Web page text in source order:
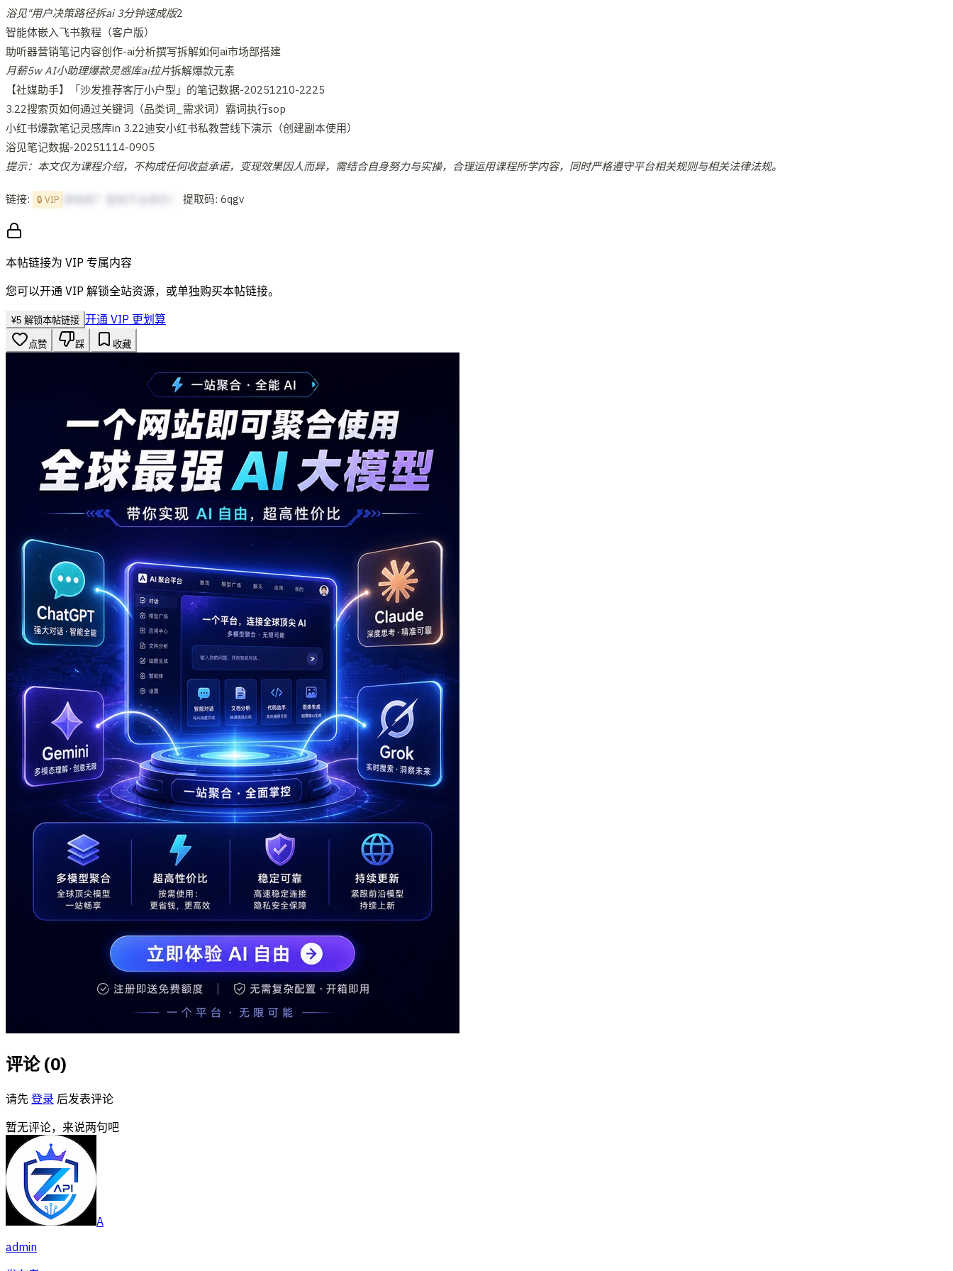
浴见"用户决策路径拆ai 3分钟速成版2
智能体嵌入飞书教程（客户版）
助听器营销笔记内容创作-ai分析撰写拆解如何ai市场部搭建
月薪5w AI小助理爆款灵感库ai拉片拆解爆款元素
【社媒助手】「沙发推荐客厅小户型」的笔记数据-20251210-2225
3.22搜索页如何通过关键词（品类词_需求词）霸词执行sop
小红书爆款笔记灵感库in 3.22迪安小红书私教营线下演示（创建副本使用）
浴见笔记数据-20251114-0905
提示：本文仅为课程介绍，不构成任何收益承诺，变现效果因人而异，需结合自身努力与实操，合理运用课程所学内容，同时严格遵守平台相关规则与相关法律法规。
链接: 🔒 VIP 提取码: 6qgv
本帖链接为 VIP 专属内容
您可以开通 VIP 解锁全站资源，或单独购买本帖链接。
¥5 解锁本帖链接 开通 VIP 更划算
点赞 踩 收藏
评论 (0)
请先 登录 后发表评论
暂无评论，来说两句吧
A
admin